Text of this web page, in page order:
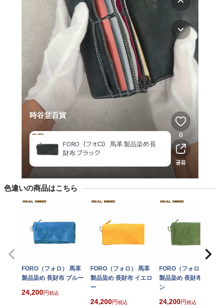
色違いの商品はこちら
FORO（フォロ） 馬革
製品染め 長財布 ブルー
24,200 税込
FORO（フォロ） 馬革
製品染め 長財布 イエロ
ー
24,200 税込
FORO（フォロ） 馬革
製品染め 長財布 グリ
ン
24,200 税込